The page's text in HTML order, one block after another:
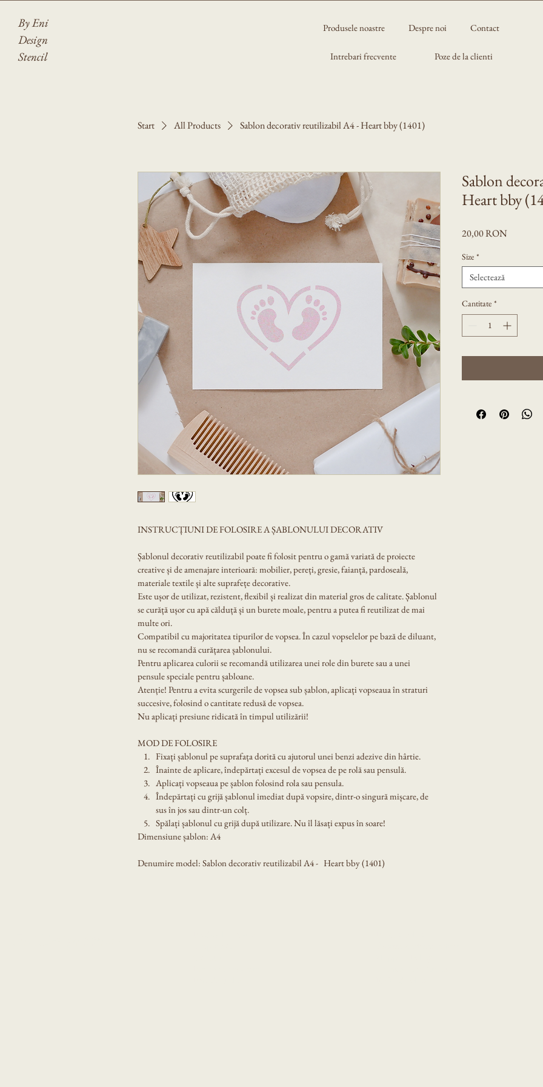
By Eni
Design
Stencil
Produsele noastre Despre noi Contact
Intrebari frecvente Poze de la clienti
Start All Products Sablon decorativ reutilizabil A4 - Heart bby (1401)
INSTRUCȚIUNI DE FOLOSIRE A ȘABLONULUI DECORATIV
Șablonul decorativ reutilizabil poate fi folosit pentru o gamă variată de proiecte
creative și de amenajare interioară: mobilier, pereți, gresie, faianță, pardoseală,
materiale textile și alte suprafețe decorative.
Este ușor de utilizat, rezistent, flexibil și realizat din material gros de calitate. Șablonul
se curăță ușor cu apă călduță și un burete moale, pentru a putea fi reutilizat de mai
multe ori.
Compatibil cu majoritatea tipurilor de vopsea. În cazul vopselelor pe bază de diluant,
nu se recomandă curățarea șablonului.
Pentru aplicarea culorii se recomandă utilizarea unei role din burete sau a unei
pensule speciale pentru șabloane.
Atenție! Pentru a evita scurgerile de vopsea sub șablon, aplicați vopseaua în straturi
succesive, folosind o cantitate redusă de vopsea.
Nu aplicați presiune ridicată în timpul utilizării!
MOD DE FOLOSIRE
Fixați șablonul pe suprafața dorită cu ajutorul unei benzi adezive din hârtie.
Înainte de aplicare, îndepărtați excesul de vopsea de pe rolă sau pensulă.
Aplicați vopseaua pe șablon folosind rola sau pensula.
Îndepărtați cu grijă șablonul imediat după vopsire, dintr-o singură mișcare, de
sus în jos sau dintr-un colț.
Spălați șablonul cu grijă după utilizare. Nu îl lăsați expus în soare!
Dimensiune șablon: A4
Denumire model: Sablon decorativ reutilizabil A4 -   Heart bby (1401)
Sablon
Heart bby
20,00 RONPreț
Size *
Selectează
Cantitate *